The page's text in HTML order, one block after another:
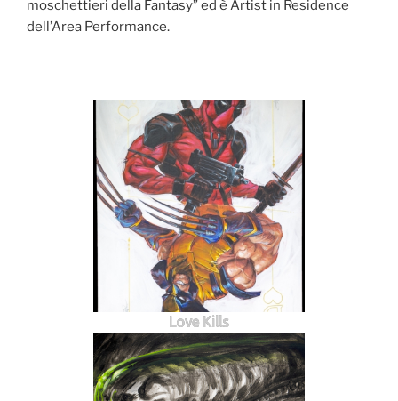
moschettieri della Fantasy” ed è Artist in Residence
dell’Area Performance.
Love Kills